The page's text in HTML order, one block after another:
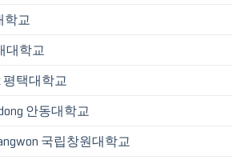
학교
대학교
평택대학교
안동대학교
국립창원대학교